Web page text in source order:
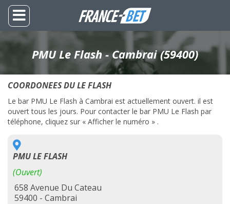
PMU Le Flash - Cambrai (59400)
COORDONEES DU LE FLASH
Le bar PMU Le Flash à Cambrai est actuellement ouvert. il est
ouvert tous les jours. Pour contacter le bar PMU Le Flash par
téléphone, cliquez sur « Afficher le numéro » .
PMU LE FLASH
(Ouvert)
658 Avenue Du Cateau
59400 - Cambrai